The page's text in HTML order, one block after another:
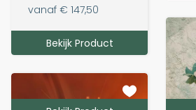
vanaf € 147,50
Bekijk Product